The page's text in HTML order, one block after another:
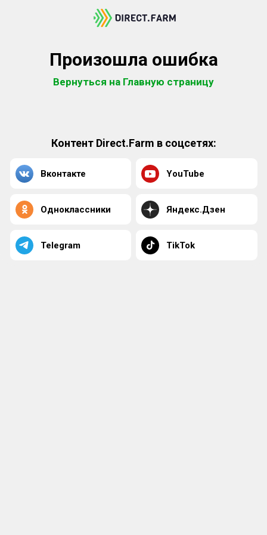
Произошла ошибка
Вернуться на Главную страницу
Контент Direct.Farm в соцсетях:
Вконтакте YouTube
Одноклассники Яндекс.Дзен
Telegram TikTok